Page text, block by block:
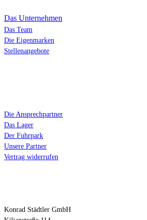
Das Unternehmen
Das Team
Die Eigenmarken
Stellenangebote
Die Ansprechpartner
Das Lager
Der Fuhrpark
Unsere Partner
Vertrag widerrufen
Konrad Städtler GmbH